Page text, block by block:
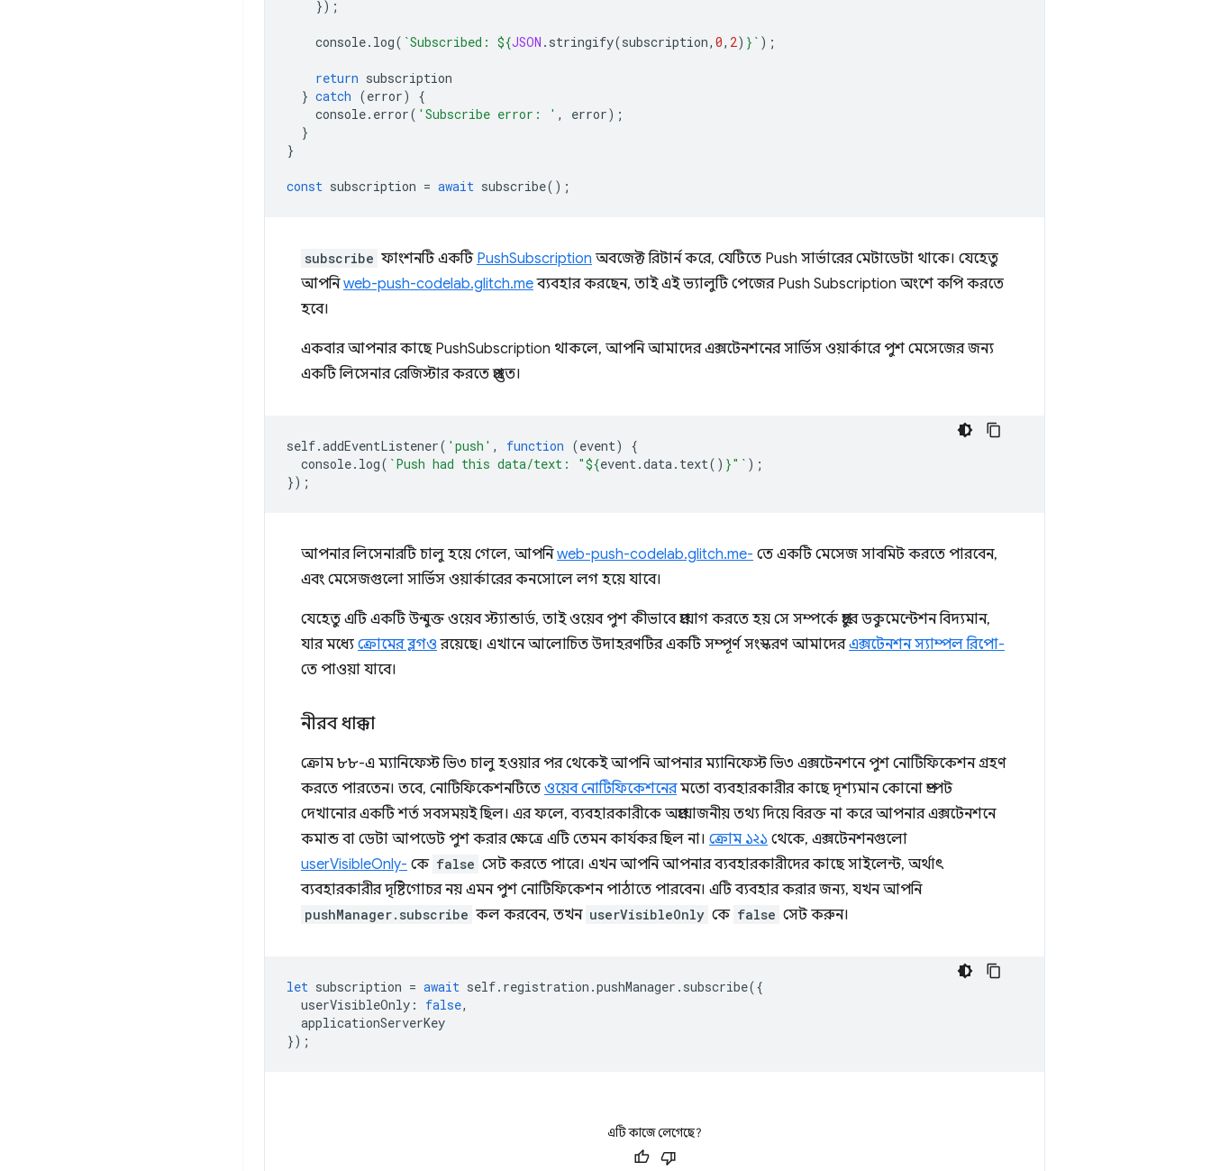
});
console. log( `Subscribed: ${JSON . stringify(subscription, 0, 2) } ` );
return subscription
} catch (error)
{
console. error( 'Subscribe error: ' , error);
}
}
const subscription = await subscribe();
subscribe ফাংশনটি একটি PushSubscription অবজেক্ট রিটার্ন করে, যেটিতে Push সার্ভারের মেটাডেটা থাকে। যেহেতু
আপনিweb-push-codelab.glitch.meব্যবহার করছেন, তাই এই ভ্যালুটি পেজের Push Subscription অংশে কপি করতে
হবে।
একবার আপনার কাছে PushSubscription থাকলে, আপনি আমাদের এক্সটেনশনের সার্ভিস ওয়ার্কারে পুশ মেসেজের জন্য
একটি লিসেনার রেজিস্টার করতে প্রস্তুত।
self.addEventListener( 'push' , function (event)
{
console. log( `Push had this data/text: "${event.data. text() }"` );
});
আপনার লিসেনারটি চালু হয়ে গেলে, আপনিweb-push-codelab.glitch.me- তে একটি মেসেজ সাবমিট করতে পারবেন,
এবং মেসেজগুলো সার্ভিস ওয়ার্কারের কনসোলে লগ হয়ে যাবে।
যেহেতু এটি একটি উন্মুক্ত ওয়েব স্ট্যান্ডার্ড, তাই ওয়েব পুশ কীভাবে প্রয়োগ করতে হয় সে সম্পর্কে প্রচুর ডকুমেন্টেশন বিদ্যমান,
যার মধ্যে ক্রোমের ব্লগও রয়েছে। এখানে আলোচিত উদাহরণটির একটি সম্পূর্ণ সংস্করণ আমাদেরএক্সটেনশন স্যাম্পল রিপো-
তে পাওয়া যাবে।
নীরব ধাক্কা
ক্রোম ৮৮-এ ম্যানিফেস্ট ভি৩ চালু হওয়ার পর থেকেই আপনি আপনার ম্যানিফেস্ট ভি৩ এক্সটেনশনে পুশ নোটিফিকেশন গ্রহণ
করতে পারতেন। তবে, নোটিফিকেশনটিতে ওয়েব নোটিফিকেশনেরমতো ব্যবহারকারীর কাছে দৃশ্যমান কোনো প্রম্পট
দেখানোর একটি শর্ত সবসময়ই ছিল। এর ফলে, ব্যবহারকারীকে অপ্রয়োজনীয় তথ্য দিয়ে বিরক্ত না করে আপনার এক্সটেনশনে
কমান্ড বা ডেটা আপডেট পুশ করার ক্ষেত্রে এটি তেমন কার্যকর ছিল না। ক্রোম ১২১ থেকে, এক্সটেনশনগুলো
userVisibleOnly- কে false সেট করতে পারে। এখন আপনি আপনার ব্যবহারকারীদের কাছে সাইলেন্ট, অর্থাৎ
ব্যবহারকারীর দৃষ্টিগোচর নয় এমন পুশ নোটিফিকেশন পাঠাতে পারবেন। এটি ব্যবহার করার জন্য, যখন আপনি
pushManager.subscribe কল করবেন, তখন userVisibleOnly কে false সেট করুন।
let subscription = await self. registration .pushManager . subscribe({
userVisibleOnly : false,
applicationServerKey
});
এটি কাজে লেগেছে?